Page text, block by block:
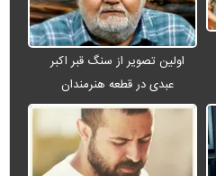
اولین تصویر از سنگ قبر اکبر
عبدی در قطعه هنرمندان